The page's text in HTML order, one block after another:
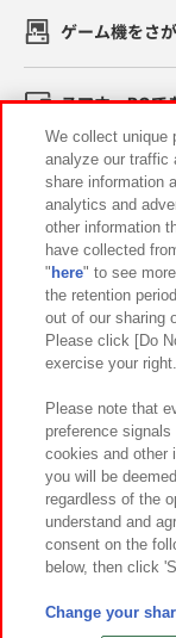
ゲーム機をさ
スマホ・PCで
イベント・キ
関連会社
プライバシーポリ
お取引先
カスタマーハラスメ
We collect unique
analyze our traffic
share information
analytics and
other information
have collected
" here" to see
the retention
out of our sharing
Please click [Do
exercise your right.
Please note that
preference
cookies and other
you will be
regardless of the
understand and
consent on the
below, then click
Change your